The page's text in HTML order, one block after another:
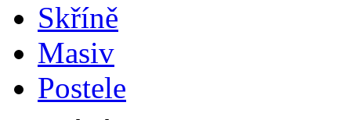
Skříně
Masiv
Postele